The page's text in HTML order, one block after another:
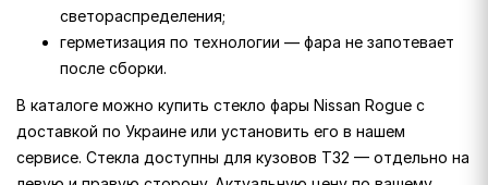
светораспределения;
герметизация по технологии — фара не запотевает
после сборки.
В каталоге можно купить стекло фары Nissan Rogue с
доставкой по Украине или установить его в нашем
сервисе. Стекла доступны для кузовов T32 — отдельно на